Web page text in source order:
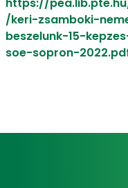
https://
/keri-zsamboki-
beszelunk-15-
soe-sopron-